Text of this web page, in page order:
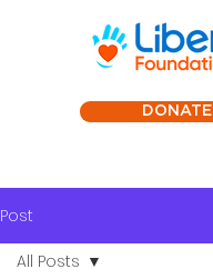
DONATE
Post
All Posts